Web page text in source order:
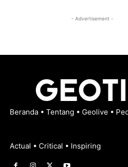
- Advertisement -
Beranda • Tentang • Geolive •
Actual • Critical • Inspiring